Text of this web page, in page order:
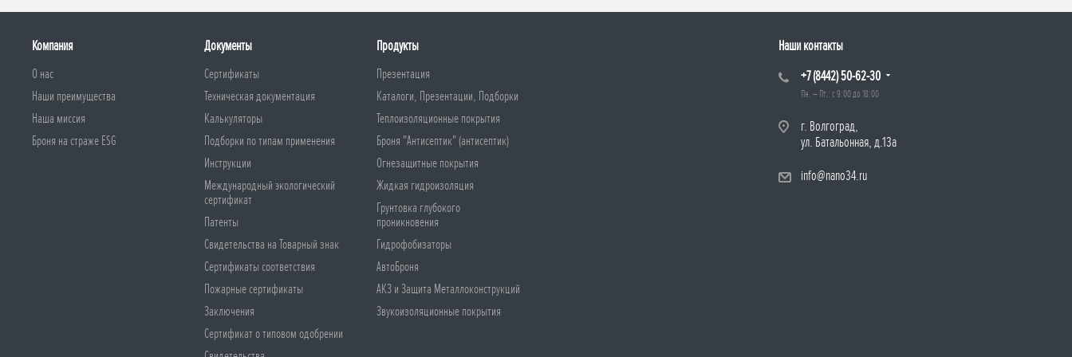
Компания
О нас
Наши преимущества
Наша миссия
Броня на страже ESG
Документы
Сертификаты
Техническая документация
Калькуляторы
Подборки по типам применения
Инструкции
Международный экологический
сертификат
Патенты
Свидетельства на Товарный знак
Сертификаты соответствия
Пожарные сертификаты
Заключения
Сертификат о типовом одобрении
Продукты
Презентация
Каталоги, Презентации, Подборки
Теплоизоляционные покрытия
Броня "Антисептик" (антисептик)
Огнезащитные покрытия
Жидкая гидроизоляция
Грунтовка глубокого
проникновения
Гидрофобизаторы
АвтоБроня
АКЗ и Защита Металлоконструкций
Звукоизоляционные покрытия
Наши контакты
+7 (8442) 50-62-30
Пн. – Пт.: с 9:00 до 18:00
г. Волгоград,
ул. Батальонная, д.13а
info@nano34.ru